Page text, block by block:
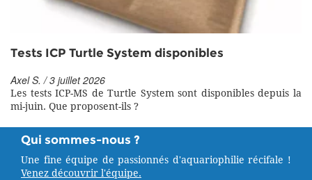
Tests ICP Turtle System disponibles
Axel S. / 3 juillet 2026
Les tests ICP-MS de Turtle System sont disponibles depuis la
mi-juin. Que proposent-ils ?
Qui sommes-nous ?
Une fine équipe de passionnés d'aquariophilie récifale !
Venez découvrir l'équipe.